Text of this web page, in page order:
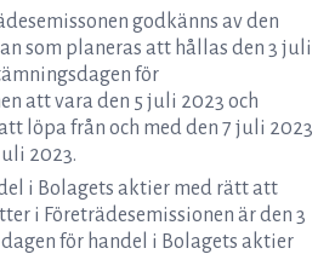
godkänns av den
som planeras att hållas den 3 juli
för
att vara den 5 juli 2023 och
löpa från och med den 7 juli 2023
2023.
i Bolagets aktier med rätt att
i Företrädesemissionen är den 3
för handel i Bolagets aktier